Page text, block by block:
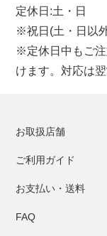
定休日:土・日
※祝日(土・日以
※定休日中もご
けます。対応は
お取扱店舗
ご利用ガイド
お支払い・送料
FAQ